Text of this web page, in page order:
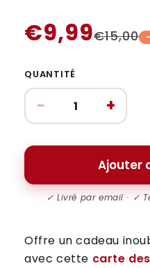
€9,99€15,00
QUANTITÉ
− +
Ajouter
✓ Livré par email · ✓
Offre un cadeau
avec cette carte